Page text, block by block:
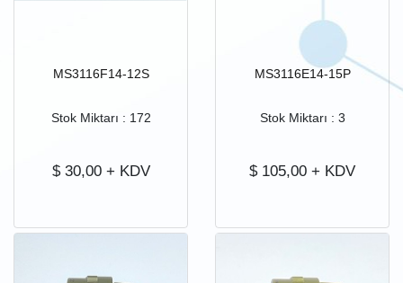
MS3116F14-12S
Stok Miktarı : 172
$ 30,00+ KDV
MS3116E14-15P
Stok Miktarı : 3
$ 105,00 + KDV